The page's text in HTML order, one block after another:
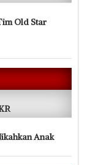
Old Star
Anak